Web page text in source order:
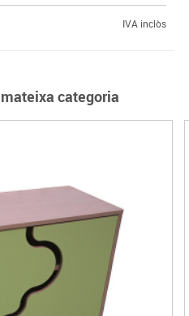
IVA inclòs
categoria